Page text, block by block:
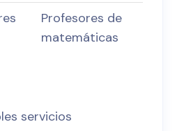
Profesores de
matemáticas
servicios